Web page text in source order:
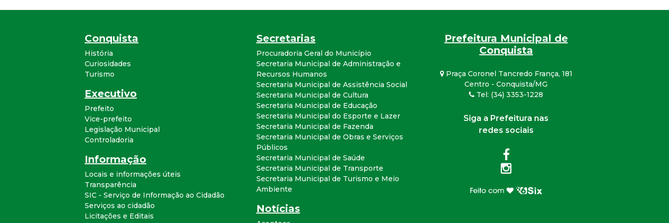
a
l
d
e
C
o
n
q
u
Conquista
História
Curiosidades
Turismo
Executivo
Prefeito
Vice-prefeito
Legislação Municipal
Controladoria
Informação
Locais e informações úteis
Transparência
SIC - Serviço de Informação ao Cidadão
Serviços ao cidadão
Licitações e Editais
Secretarias
Procuradoria Geral do Município
Secretaria Municipal de Administração e
Recursos Humanos
Secretaria Municipal de Assistência Social
Secretaria Municipal de Cultura
Secretaria Municipal de Educação
Secretaria Municipal do Esporte e Lazer
Secretaria Municipal de Fazenda
Secretaria Municipal de Obras e Serviços
Públicos
Secretaria Municipal de Saúde
Secretaria Municipal de Transporte
Secretaria Municipal de Turismo e Meio
Ambiente
Notícias
Prefeitura Municipal de
Conquista
Praça Coronel Tancredo França, 181
Centro - Conquista/MG
Tel: (34) 3353-1228
Siga a Prefeitura nas
redes sociais